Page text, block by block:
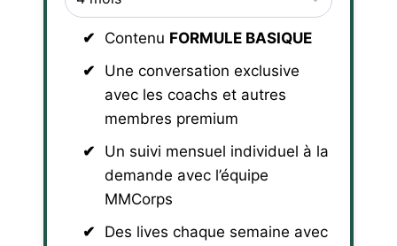
Contenu FORMULE BASIQUE
Une conversation exclusive
avec les coachs et autres
membres premium
Un suivi mensuel individuel à la
demande avec l’équipe
MMCorps
Des lives chaque semaine avec